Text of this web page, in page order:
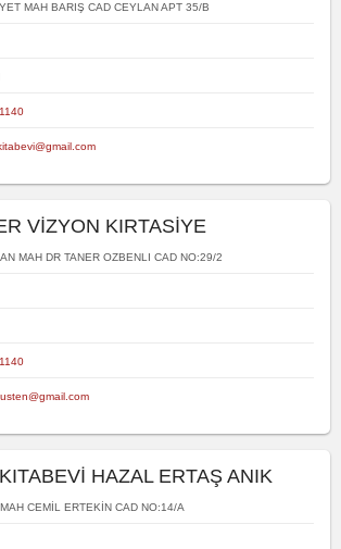
MAH BARIŞ CAD CEYLAN APT 35/B
VİZYON KIRTASİYE
MAH DR TANER OZBENLI CAD NO:29/2
HAZAL ERTAŞ ANIK
CEMİL ERTEKİN CAD NO:14/A